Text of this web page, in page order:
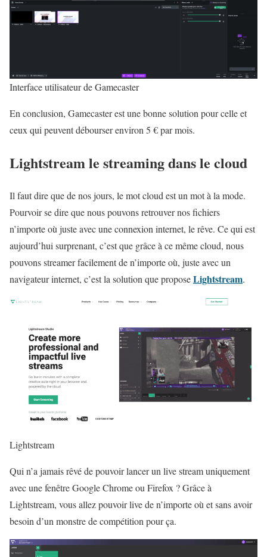
Interface utilisateur de Gamecaster
En conclusion, Gamecaster est une bonne solution pour celle et
ceux qui peuvent débourser environ 5 € par mois.
Lightstream le streaming dans le cloud
Il faut dire que de nos jours, le mot cloud est un mot à la mode.
Pourvoir se dire que nous pouvons retrouver nos fichiers
n’importe où juste avec une connexion internet, le rêve. Ce qui est
aujourd’hui surprenant, c’est que grâce à ce même cloud, nous
pouvons streamer facilement de n’importe où, juste avec un
navigateur internet, c’est la solution que proposeLightstream.
Lightstream
Qui n’a jamais rêvé de pouvoir lancer un live stream uniquement
avec une fenêtre Google Chrome ou Firefox ? Grâce à
Lightstream, vous allez pouvoir live de n’importe où et sans avoir
besoin d’un monstre de compétition pour ça.